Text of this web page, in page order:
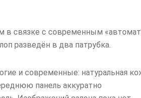
в связке с современным
разведён в два патрубка.
и современные: натуральная
панель аккуратно